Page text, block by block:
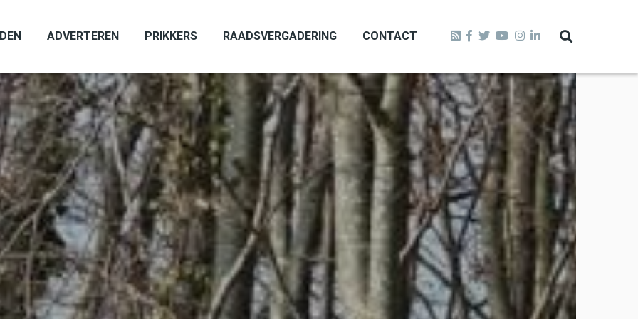
ADVERTEREN PRIKKERS RAADSVERGADERING CONTACT